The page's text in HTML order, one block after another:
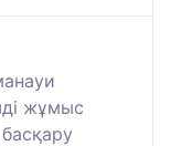
жұмыс